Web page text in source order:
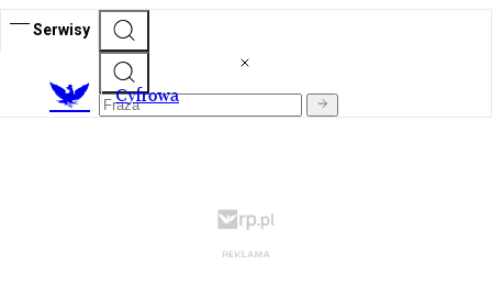
Serwisy
Cyfrowa